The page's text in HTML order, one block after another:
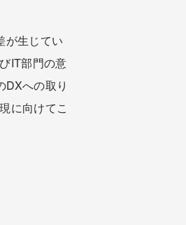
が生じてい
IT部門の意
への取り
に向けてこ